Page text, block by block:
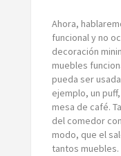
Ahora,
funcional y no
decoración
muebles
pueda ser
ejemplo, un
mesa de café.
del comedor
modo, que el
tantos muebles.